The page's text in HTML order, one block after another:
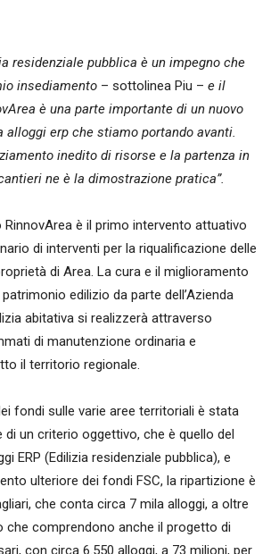
residenziale pubblica è un impegno che
insediamento – sottolinea Piu – e il
è una parte importante di un nuovo
alloggi erp che stiamo portando avanti.
inedito di risorse e la partenza in
ne è la dimostrazione pratica”.
RinnovArea è il primo intervento attuativo
di interventi per la riqualificazione delle
di Area. La cura e il miglioramento
edilizio da parte dell’Azienda
abitativa si realizzerà attraverso
di manutenzione ordinaria e
il territorio regionale.
fondi sulle varie aree territoriali è stata
di un criterio oggettivo, che è quello del
ERP (Edilizia residenziale pubblica), e
ulteriore dei fondi FSC, la ripartizione è
che conta circa 7 mila alloggi, a oltre
che comprendono anche il progetto di
con circa 6.550 alloggi, a 73 milioni, per